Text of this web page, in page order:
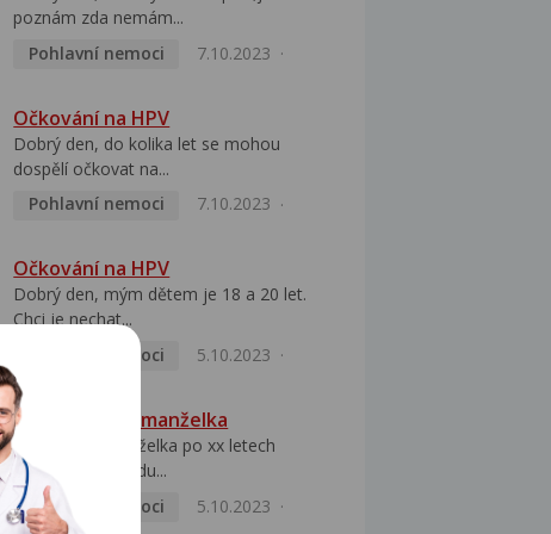
poznám zda nemám...
Pohlavní nemoci
7.10.2023
Očkování na HPV
Dobrý den, do kolika let se mohou
dospělí očkovat na...
Pohlavní nemoci
7.10.2023
Očkování na HPV
Dobrý den, mým dětem je 18 a 20 let.
Chci je nechat...
Pohlavní nemoci
5.10.2023
HPV pozitivní manželka
Dobrý den, manželka po xx letech
přivezla z Východu...
Pohlavní nemoci
5.10.2023